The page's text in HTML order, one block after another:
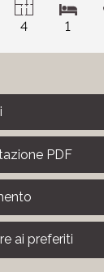
4 1
PDF
ai preferiti